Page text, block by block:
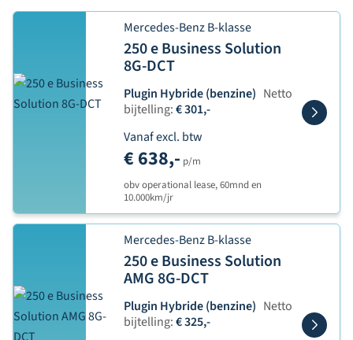
Mercedes-Benz B-klasse
250 e Business Solution
8G-DCT
Plugin Hybride (benzine) Netto
bijtelling:€ 301,-
Vanaf excl. btw
€ 638,- p/m
obv operational lease, 60mnd en
10.000km/jr
Mercedes-Benz B-klasse
250 e Business Solution
AMG 8G-DCT
Plugin Hybride (benzine) Netto
bijtelling:€ 325,-